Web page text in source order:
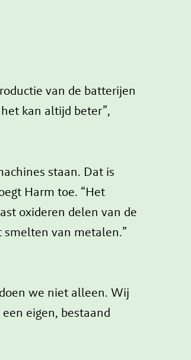
van de batterijen
kan altijd beter”,
staan. Dat is
Harm toe. “Het
oxideren delen van de
smelten van metalen.”
we niet alleen. Wij
eigen, bestaand